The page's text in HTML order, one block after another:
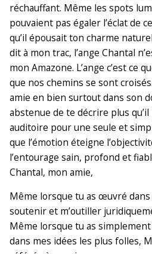
réchauffant. Même les spots
pouvaient pas égaler l’éclat de
qu’il épousait ton charme
dit à mon trac, l’ange Chantal
mon Amazone. L’ange c’est ce
que nos chemins se sont
amie en bien surtout dans son
abstenue de te décrire plus
auditoire pour une seule et
que l’émotion éteigne
l’entourage sain, profond et
Chantal, mon amie,
Même lorsque tu as œuvré dans
soutenir et m’outiller
Même lorsque tu as
dans mes idées les plus folles,